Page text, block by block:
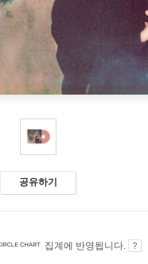
공유하기
집계에 반영됩니다.